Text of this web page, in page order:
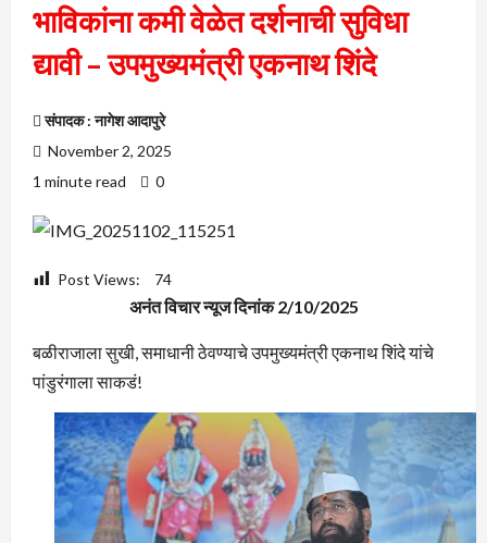
भाविकांना कमी वेळेत दर्शनाची सुविधा
द्यावी – उपमुख्यमंत्री एकनाथ शिंदे
संपादक : नागेश आदापुरे
November 2, 2025
1 minute read
0
Post Views: 74
अनंत विचार न्यूज दिनांक 2/10/2025
बळीराजाला सुखी, समाधानी ठेवण्याचे उपमुख्यमंत्री एकनाथ शिंदे यांचे
पांडुरंगाला साकडं!